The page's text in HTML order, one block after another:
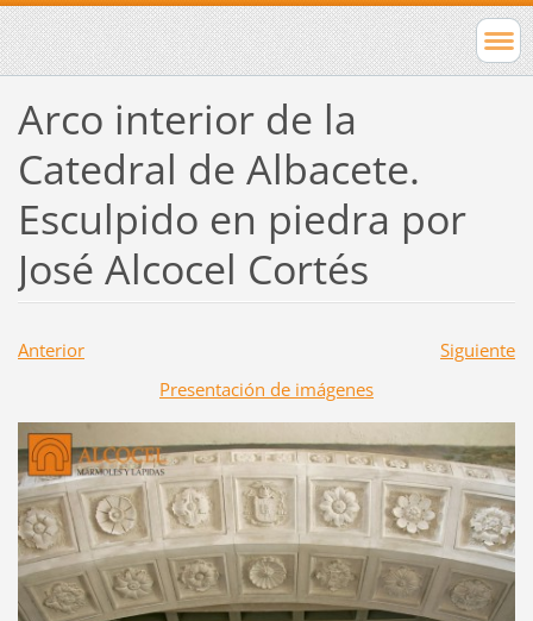
Arco interior de la
Catedral de Albacete.
Esculpido en piedra por
José Alcocel Cortés
Anterior
Siguiente
Presentación de imágenes